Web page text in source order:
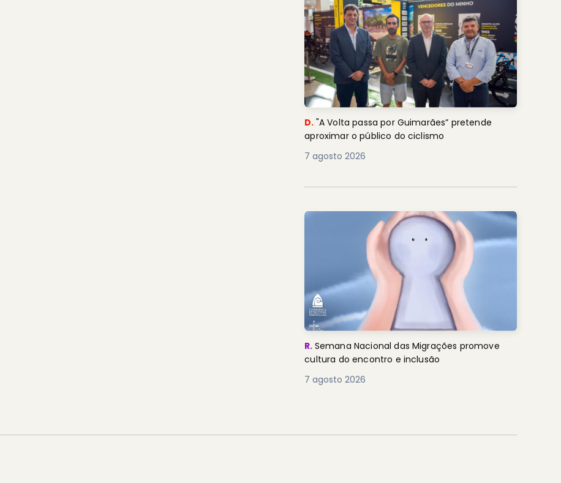
D. "A Volta passa por Guimarães” pretende
aproximar o público do ciclismo
7 agosto 2026
R. Semana Nacional das Migrações promove
cultura do encontro e inclusão
7 agosto 2026